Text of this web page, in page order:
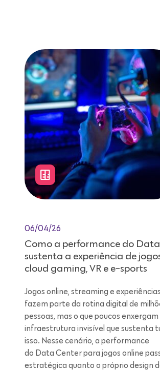
06/04/26
Como a performance do
sustenta a experiência de
cloud gaming, VR e e-sports
Jogos online, streaming e
fazem parte da rotina digital de
pessoas, mas o que poucos enxergam
infraestrutura invisível que sustenta
isso. Nesse cenário, a performance
do Data Center para jogos online
estratégica quanto o próprio design